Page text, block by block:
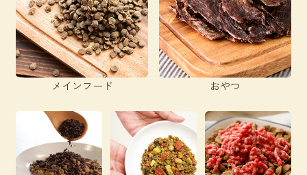
メインフード おやつ